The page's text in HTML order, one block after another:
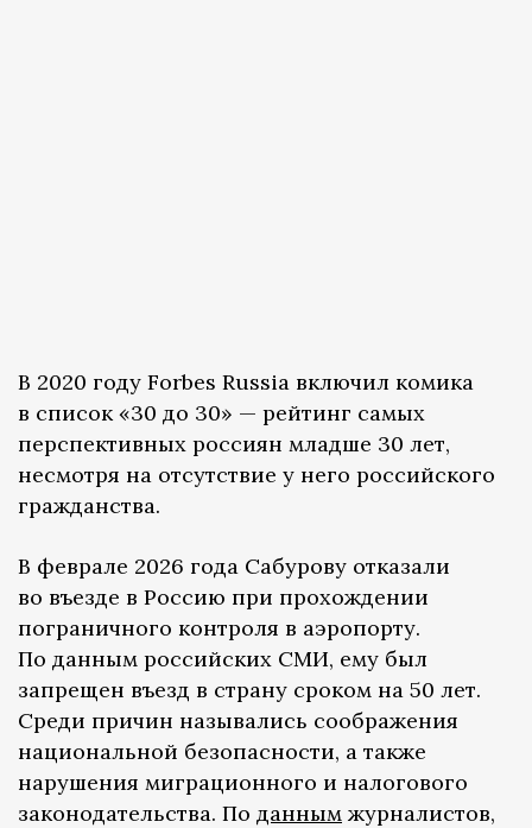
В 2020 году Forbes Russia включил комика
в список «30 до 30» — рейтинг самых
перспективных россиян младше 30 лет,
несмотря на отсутствие у него российского
гражданства.
В феврале 2026 года Сабурову отказали
во въезде в Россию при прохождении
пограничного контроля в аэропорту.
По данным российских СМИ, ему был
запрещен въезд в страну сроком на 50 лет.
Среди причин назывались соображения
национальной безопасности, а также
нарушения миграционного и налогового
законодательства. По данным журналистов,